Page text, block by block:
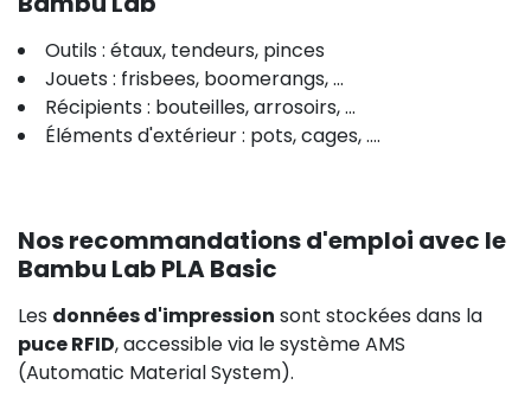
Outils : étaux, tendeurs, pinces
Jouets : frisbees, boomerangs, ...
Récipients : bouteilles, arrosoirs, ...
Éléments d'extérieur : pots, cages, ....
Nos recommandations d'emploi avec le
Bambu Lab PLA Basic
Les données d'impression sont stockées dans la
puce RFID, accessible via le système AMS
(Automatic Material System).